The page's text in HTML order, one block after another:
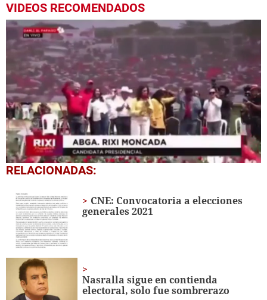
VIDEOS RECOMENDADOS
0
seconds
minute,
seconds
RELACIONADAS:
CNE: Convocatoria a elecciones
generales 2021
Nasralla sigue en contienda
electoral, solo fue sombrerazo